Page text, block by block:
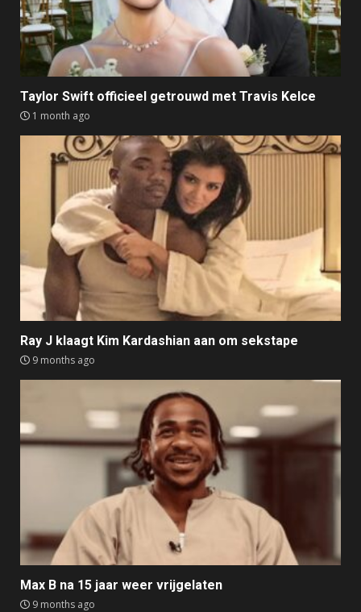
Taylor Swift officieel getrouwd met Travis Kelce
1 month ago
Ray J klaagt Kim Kardashian aan om sekstape
9 months ago
Max B na 15 jaar weer vrijgelaten
9 months ago